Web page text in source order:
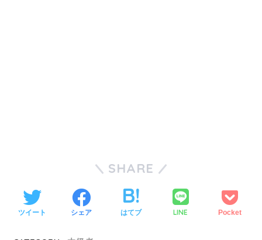
SHARE
ツイート シェア はてブ LINE Pocket